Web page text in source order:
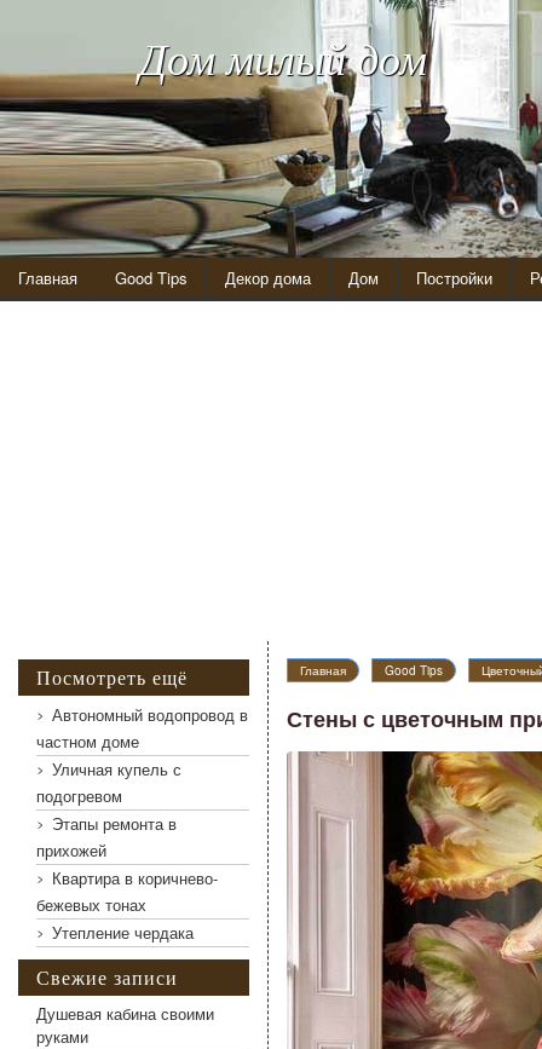
Дом милый дом
Главная Good Tips Декор дома Дом Постройки
Главная Good Tips
Стены с цветочным
Стены с цветочным принтом
Посмотреть ещё
Автономный водопровод в
частном доме
Уличная купель с
подогревом
Этапы ремонта в
прихожей
Квартира в коричнево-
бежевых тонах
Утепление чердака
Свежие записи
Душевая кабина своими
руками